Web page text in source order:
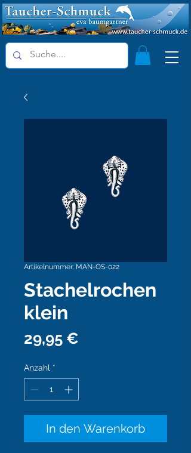
Artikelnummer: MAN-OS-022
Stachelrochen
klein
29,95 €
Anzahl *
In den Warenkorb